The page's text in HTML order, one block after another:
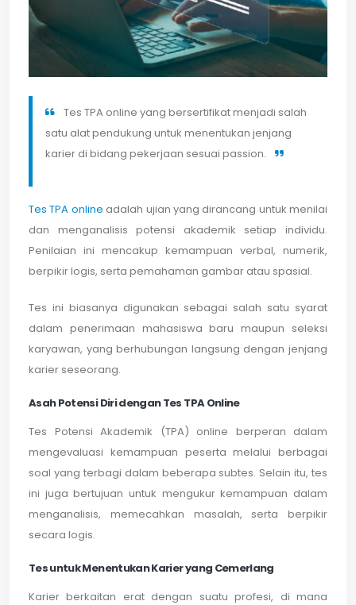
Tes TPA online yang bersertifikat menjadi salah
satu alat pendukung untuk menentukan jenjang
karier di bidang pekerjaan sesuai passion.
Tes TPA online adalah ujian yang dirancang untuk menilai
dan menganalisis potensi akademik setiap individu.
Penilaian ini mencakup kemampuan verbal, numerik,
berpikir logis, serta pemahaman gambar atau spasial.
Tes ini biasanya digunakan sebagai salah satu syarat
dalam penerimaan mahasiswa baru maupun seleksi
karyawan, yang berhubungan langsung dengan jenjang
karier seseorang.
Asah Potensi Diri dengan Tes TPA Online
Tes Potensi Akademik (TPA) online berperan dalam
mengevaluasi kemampuan peserta melalui berbagai
soal yang terbagi dalam beberapa subtes. Selain itu, tes
ini juga bertujuan untuk mengukur kemampuan dalam
menganalisis, memecahkan masalah, serta berpikir
secara logis.
Tes untuk Menentukan Karier yang Cemerlang
Karier berkaitan erat dengan suatu profesi, di mana